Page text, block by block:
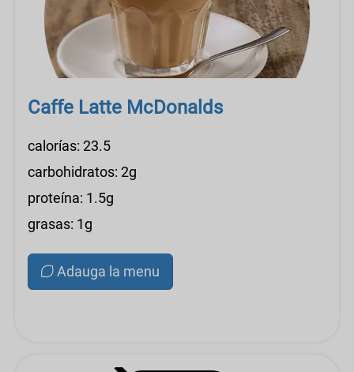
Caffe Latte McDonalds
calorías: 23.5
carbohidratos: 2g
proteína: 1.5g
grasas: 1g
Adauga la menu